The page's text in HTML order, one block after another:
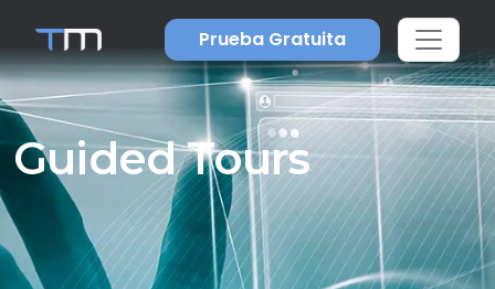
Prueba Gratuita
Guided Tours